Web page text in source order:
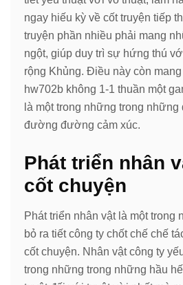
ngay hiếu kỳ về cốt truyện tiếp
truyện phần nhiều phải mang
ngột, giúp duy trì sự hứng thú
rộng Khủng. Điều này còn
hw702b không 1-1 thuần một
là một trong những trong những
đường đường cảm xúc.
Phát triển nhân
cốt chuyện
Phát triển nhân vật là một trong
bỏ ra tiết công ty chốt chế chế
cốt chuyện. Nhân vật công ty
trong những trong những hầu